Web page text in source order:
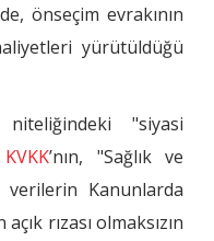
önseçim evrakının
yürütüldüğü
"siyasi
KVKK’nın, "Sağlık ve
verilerin Kanunlarda
rızası olmaksızın